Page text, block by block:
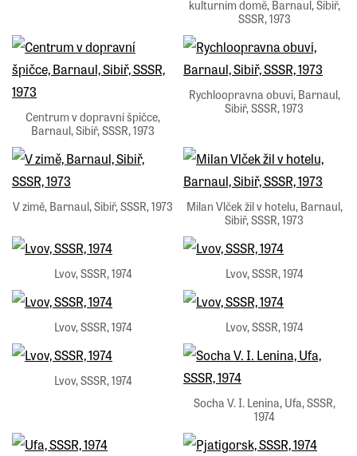
kulturním domě, Barnaul, Sibiř,
SSSR, 1973
Centrum v dopravní špičce,
Barnaul, Sibiř, SSSR, 1973
Rychloopravna obuvi, Barnaul,
Sibiř, SSSR, 1973
V zimě, Barnaul, Sibiř, SSSR, 1973
Milan Vlček žil v hotelu, Barnaul,
Sibiř, SSSR, 1973
Lvov, SSSR, 1974 Lvov, SSSR, 1974
Lvov, SSSR, 1974 Lvov, SSSR, 1974
Lvov, SSSR, 1974
Socha V. I. Lenina, Ufa, SSSR,
1974